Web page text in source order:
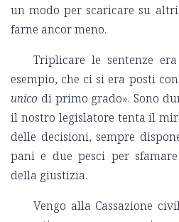
un modo per scaricare su
farne ancor meno.
Triplicare le sentenze
esempio, che ci si era posti
unico di primo grado». Sono
il nostro legislatore tenta il
delle decisioni, sempre
pani e due pesci per
della giustizia.
Vengo alla Cassazione